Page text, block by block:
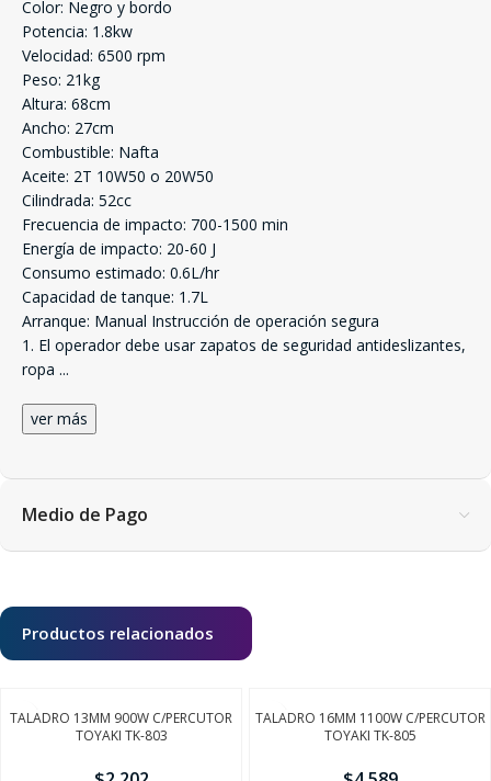
Color: Negro y bordo
Potencia: 1.8kw
Velocidad: 6500 rpm
Peso: 21kg
Altura: 68cm
Ancho: 27cm
Combustible: Nafta
Aceite: 2T 10W50 o 20W50
Cilindrada: 52cc
Frecuencia de impacto: 700-1500 min
Energía de impacto: 20-60 J
Consumo estimado: 0.6L/hr
Capacidad de tanque: 1.7L
Arranque: Manual Instrucción de operación segura
1. El operador debe usar zapatos de seguridad antideslizantes,
ropa ...
ver más
Medio de Pago
Productos relacionados
TALADRO 13MM 900W C/PERCUTOR
TOYAKI TK-803
TALADRO 16MM 1100W C/PERCUTOR
TOYAKI TK-805